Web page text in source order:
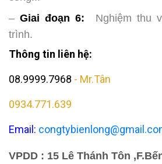
–Giai đoạn 6: Nghiệm thu
trình.
Thông tin liên hệ:
08.9999.7968 - Mr.Tân
0934.771.639
Email:
VPDD : 15 Lê Thánh Tôn